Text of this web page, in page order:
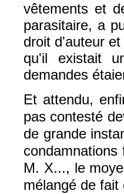
vêtements et
parasitaire, a
droit d'auteur
qu'il existait
demandes
Et attendu,
pas contesté
de grande
M. X..., le
mélangé de fait